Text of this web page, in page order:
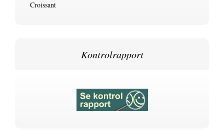
Croissant
Kontrolrapport